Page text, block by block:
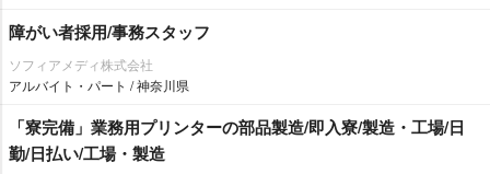
障がい者採用/事務スタッフ
ソフィアメディ株式会社
アルバイト・パート / 神奈川県
「寮完備」業務用プリンターの部品製造/即入寮/製造・工場/日
勤/日払い/工場・製造